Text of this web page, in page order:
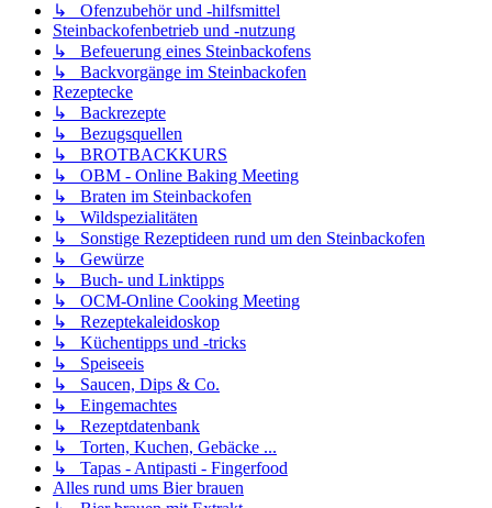
↳ Ofenzubehör und -hilfsmittel
Steinbackofenbetrieb und -nutzung
↳ Befeuerung eines Steinbackofens
↳ Backvorgänge im Steinbackofen
Rezeptecke
↳ Backrezepte
↳ Bezugsquellen
↳ BROTBACKKURS
↳ OBM - Online Baking Meeting
↳ Braten im Steinbackofen
↳ Wildspezialitäten
↳ Sonstige Rezeptideen rund um den Steinbackofen
↳ Gewürze
↳ Buch- und Linktipps
↳ OCM-Online Cooking Meeting
↳ Rezeptekaleidoskop
↳ Küchentipps und -tricks
↳ Speiseeis
↳ Saucen, Dips & Co.
↳ Eingemachtes
↳ Rezeptdatenbank
↳ Torten, Kuchen, Gebäcke ...
↳ Tapas - Antipasti - Fingerfood
Alles rund ums Bier brauen